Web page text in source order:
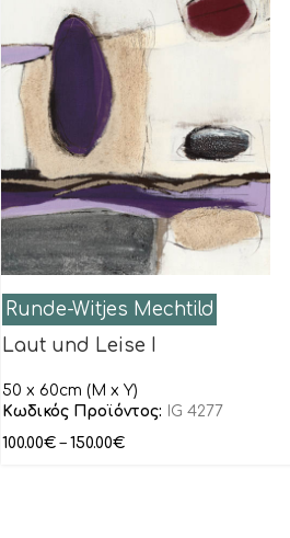
Runde-Witjes Mechtild
Laut und Leise I
50 x 60cm (M x Y)
Κωδικός Προϊόντος:
IG 4277
100.00€ – 150.00€